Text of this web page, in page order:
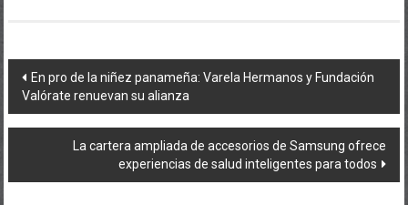
Navegación
de
entradas
En pro de la niñez panameña: Varela Hermanos y Fundación
Valórate renuevan su alianza
La cartera ampliada de accesorios de Samsung ofrece
experiencias de salud inteligentes para todos